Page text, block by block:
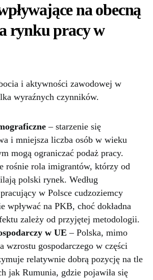
na obecną
rynku pracy w
i aktywności zawodowej w
wyraźnych czynników.
– starzenie się
i mniejsza liczba osób w wieku
mogą ograniczać podaż pracy.
rośnie rola imigrantów, którzy od
polski rynek. Według
w Polsce cudzoziemcy
wpływać na PKB, choć dokładna
zależy od przyjętej metodologii.
w UE – Polska, mimo
wzrostu gospodarczego w części
relatywnie dobrą pozycję na tle
jak Rumunia, gdzie pojawiła się